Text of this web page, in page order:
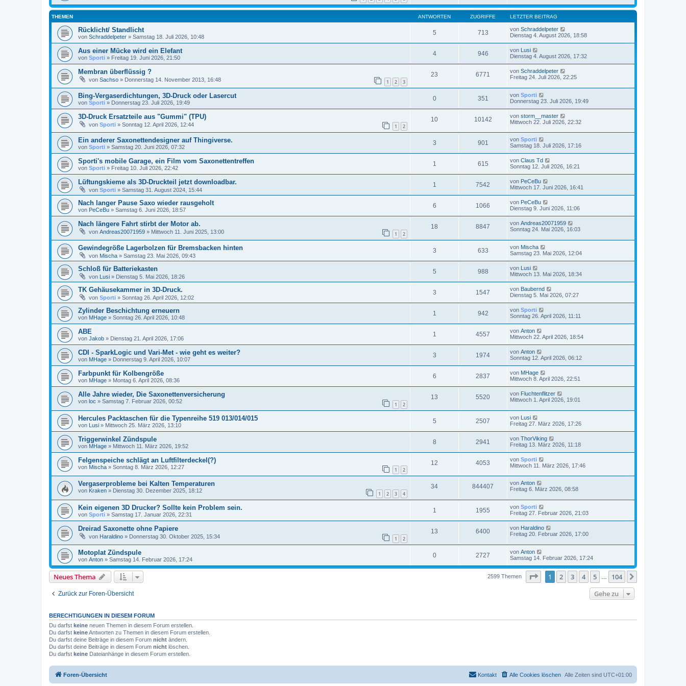
THEMEN ANTWORTEN ZUGRIFFE LETZTER BEITRAG
Rücklicht/ Standlicht
von Schraddelpeter » Samstag 18. Juli 2026, 10:48
5 713 von Schraddelpeter
Dienstag 4. August 2026, 18:58
Aus einer Mücke wird ein Elefant
von Sporti » Freitag 19. Juni 2026, 21:50
4 946 von Lusi
Dienstag 4. August 2026, 17:32
Membran überflüssig ?
von Sachso » Donnerstag 14. November 2013, 16:48 1 2 3
23 6771 von Schraddelpeter
Freitag 24. Juli 2026, 22:25
Bing-Vergaserdichtungen, 3D-Druck oder Lasercut
von Sporti » Donnerstag 23. Juli 2026, 19:49
0 351 von Sporti
Donnerstag 23. Juli 2026, 19:49
3D-Druck Ersatzteile aus "Gummi" (TPU)
von Sporti » Sonntag 12. April 2026, 12:44 1 2
10 10142 von storm__master
Mittwoch 22. Juli 2026, 22:32
Ein anderer Saxonettendesigner auf Thingiverse.
von Sporti » Samstag 20. Juni 2026, 07:32
3 901 von Sporti
Samstag 18. Juli 2026, 17:16
Sporti's mobile Garage, ein Film vom Saxonettentreffen
von Sporti » Freitag 10. Juli 2026, 22:42
1 615 von Claus Td
Sonntag 12. Juli 2026, 16:21
Lüftungskieme als 3D-Druckteil jetzt downloadbar.
von Sporti » Samstag 31. August 2024, 15:44
1 7542 von PeCeBu
Mittwoch 17. Juni 2026, 16:41
Nach langer Pause Saxo wieder rausgeholt
von PeCeBu » Samstag 6. Juni 2026, 18:57
6 1066 von PeCeBu
Dienstag 9. Juni 2026, 11:06
Nach längere Fahrt stirbt der Motor ab.
von Andreas20071959 » Mittwoch 11. Juni 2025, 13:00 1 2
18 8847 von Andreas20071959
Sonntag 24. Mai 2026, 16:03
Gewindegröße Lagerbolzen für Bremsbacken hinten
von Mischa » Samstag 23. Mai 2026, 09:43
3 633 von Mischa
Samstag 23. Mai 2026, 12:04
Schloß für Batteriekasten
von Lusi » Dienstag 5. Mai 2026, 18:26
5 988 von Lusi
Mittwoch 13. Mai 2026, 18:34
TK Gehäusekammer in 3D-Druck.
von Sporti » Sonntag 26. April 2026, 12:02
3 1547 von Baubernd
Dienstag 5. Mai 2026, 07:27
Zylinder Beschichtung erneuern
von MHage » Sonntag 26. April 2026, 10:48
1 942 von Sporti
Sonntag 26. April 2026, 11:11
ABE
von Jakob » Dienstag 21. April 2026, 17:06
1 4557 von Anton
Mittwoch 22. April 2026, 18:54
CDI - SparkLogic und Vari-Met - wie geht es weiter?
von MHage » Donnerstag 9. April 2026, 10:07
3 1974 von Anton
Sonntag 12. April 2026, 06:12
Farbpunkt für Kolbengröße
von MHage » Montag 6. April 2026, 08:36
6 2837 von MHage
Mittwoch 8. April 2026, 22:51
Alle Jahre wieder, Die Saxonettenversicherung
von loc » Samstag 7. Februar 2026, 00:52 1 2
13 5520 von Fluchtenflitzer
Mittwoch 1. April 2026, 19:01
Hercules Packtaschen für die Typenreihe 519 013/014/015
von Lusi » Mittwoch 25. März 2026, 13:10
5 2507 von Lusi
Freitag 27. März 2026, 17:26
Triggerwinkel Zündspule
von MHage » Mittwoch 11. März 2026, 19:52
8 2941 von ThorViking
Freitag 13. März 2026, 11:18
Felgenspeiche schlägt an Luftfilterdeckel(?)
von Mischa » Sonntag 8. März 2026, 12:27 1 2
12 4053 von Sporti
Mittwoch 11. März 2026, 17:46
Vergaserprobleme bei Kalten Temperaturen
von Kraken » Dienstag 30. Dezember 2025, 18:12 1 2 3 4
34 844407 von Anton
Freitag 6. März 2026, 08:58
Kein eigenen 3D Drucker? Sollte kein Problem sein.
von Sporti » Samstag 17. Januar 2026, 22:31
1 1955 von Sporti
Freitag 27. Februar 2026, 21:03
Dreirad Saxonette ohne Papiere
von Haraldino » Donnerstag 30. Oktober 2025, 15:34 1 2
13 6400 von Haraldino
Freitag 20. Februar 2026, 17:00
Motoplat Zündspule
von Anton » Samstag 14. Februar 2026, 17:24
0 2727 von Anton
Samstag 14. Februar 2026, 17:24
Neues Thema 2599 Themen Seite von104
1 2 3 4 5 104
Zurück zur Foren-Übersicht Gehe zu
BERECHTIGUNGEN IN DIESEM FORUM
Du darfst keine neuen Themen in diesem Forum erstellen.
Du darfst keineAntworten zu Themen in diesem Forum erstellen.
Du darfst deine Beiträge in diesem Forum nicht ändern.
Du darfst deine Beiträge in diesem Forum nicht löschen.
Du darfst keine Dateianhänge in diesem Forum erstellen.
Foren-Übersicht Alle Zeiten sind UTC+01:00
Alle Cookies löschen
Kontakt